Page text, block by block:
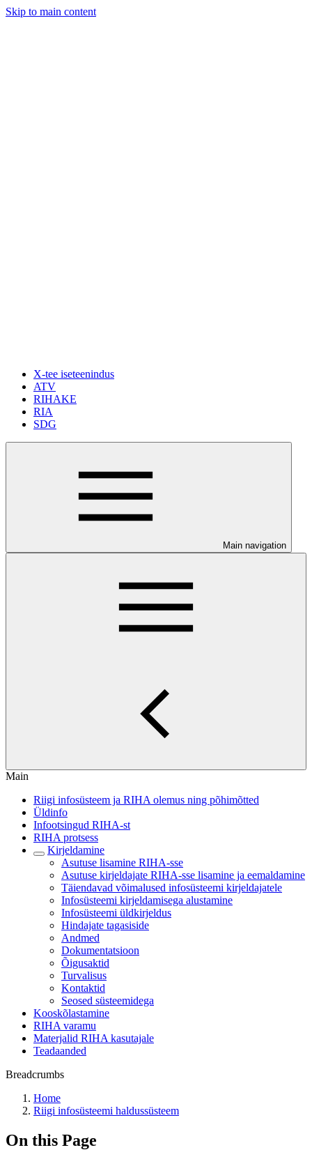
Skip to main content
X-tee iseteenindus
ATV
RIHAKE
RIA
SDG
Main navigation
Main
Riigi infosüsteem ja RIHA olemus ning põhimõtted
Üldinfo
Infootsingud RIHA-st
RIHA protsess
Kirjeldamine
Asutuse lisamine RIHA-sse
Asutuse kirjeldajate RIHA-sse lisamine ja eemaldamine
Täiendavad võimalused infosüsteemi kirjeldajatele
Infosüsteemi kirjeldamisega alustamine
Infosüsteemi üldkirjeldus
Hindajate tagasiside
Andmed
Dokumentatsioon
Õigusaktid
Turvalisus
Kontaktid
Seosed süsteemidega
Kooskõlastamine
RIHA varamu
Materjalid RIHA kasutajale
Teadaanded
Breadcrumbs
Home
Riigi infosüsteemi haldussüsteem
On this Page